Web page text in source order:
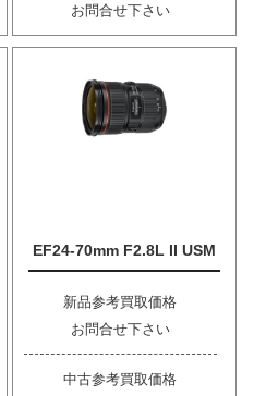
お問合せ下さい
EF24-70mm F2.8L II USM
新品参考買取価格
お問合せ下さい
中古参考買取価格